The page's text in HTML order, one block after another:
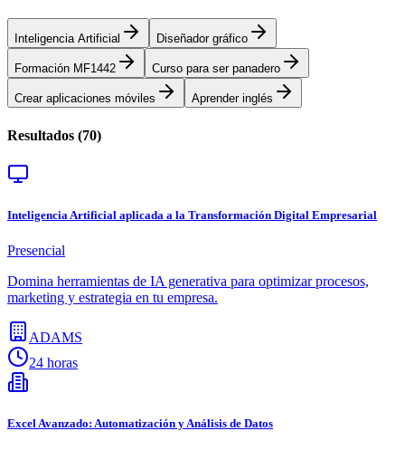
Inteligencia Artificial Diseñador gráfico
Formación MF1442 Curso para ser panadero
Crear aplicaciones móviles Aprender inglés
Resultados (70)
Inteligencia Artificial aplicada a la Transformación Digital Empresarial
Presencial
Domina herramientas de IA generativa para optimizar procesos,
marketing y estrategia en tu empresa.
ADAMS
24 horas
Excel Avanzado: Automatización y Análisis de Datos